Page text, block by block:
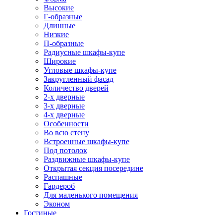
Высокие
Г-образные
Длинные
Низкие
П-образные
Радиусные шкафы-купе
Широкие
Угловые шкафы-купе
Закругленный фасад
Количество дверей
2-х дверные
3-х дверные
4-х дверные
Особенности
Во всю стену
Встроенные шкафы-купе
Под потолок
Раздвижные шкафы-купе
Открытая секция посередине
Распашные
Гардероб
Для маленького помещения
Эконом
Гостиные